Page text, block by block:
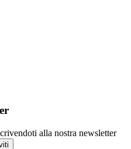
alla nostra newsletter